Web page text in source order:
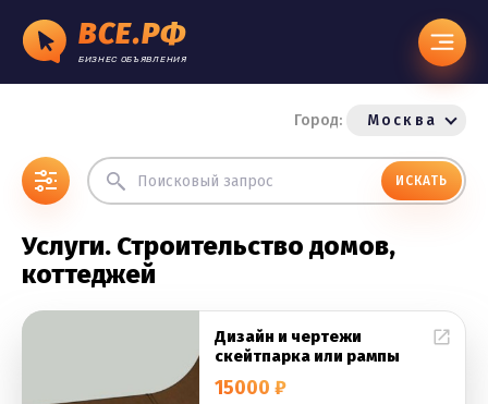
ВСЕ.РФ
БИЗНЕС ОБЪЯВЛЕНИЯ
Город: Москва
ИСКАТЬ
Услуги. Строительство домов,
коттеджей
Дизайн и чертежи
скейтпарка или рампы
15000 ₽